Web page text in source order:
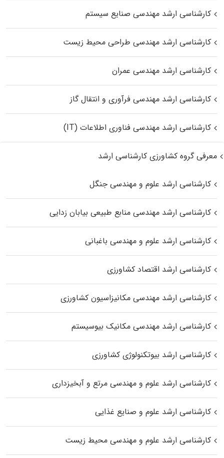
کارشناسی ارشد مهندسی صنایع سیستم
کارشناسی ارشد مهندسی طراحی محیط زیست
کارشناسی ارشد مهندسی عمران
کارشناسی ارشد مهندسی فرآوری و انتقال گاز
کارشناسی ارشد مهندسی فناوری اطلاعات (IT)
معرفی گروه کشاورزی کارشناسی ارشد
کارشناسی ارشد علوم و مهندسی جنگل
کارشناسی ارشد مهندسی منابع طبیعی بیابان زدایی
کارشناسی ارشد علوم و مهندسی باغبانی
کارشناسی ارشد اقتصاد کشاورزی
کارشناسی ارشد مهندسی مکانیزاسیون کشاورزی
کارشناسی ارشد مهندسی مکانیک بیوسیستم
کارشناسی ارشد بیوتکنولوژی کشاورزی
کارشناسی ارشد علوم و مهندسی مرتع و آبخیزداری
کارشناسی ارشد علوم و صنایع غذایی
کارشناسی ارشد علوم و مهندسی محیط زیست